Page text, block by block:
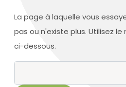
La page à laquelle vous
pas ou n'existe plus. Utilisez
ci-dessous.
Rechercher :